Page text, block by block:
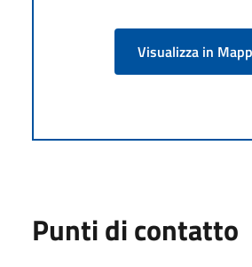
Visualizza in
Punti di contatto